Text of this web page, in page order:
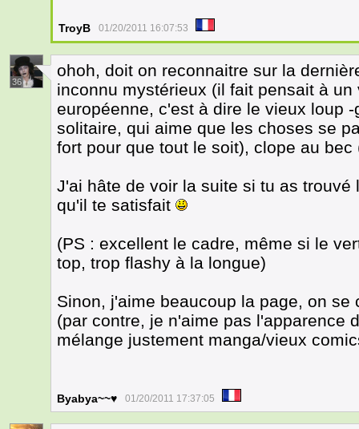
TroyB 01/20/2011 16:07:53
36
ohoh, doit on reconnaitre sur la
inconnu mystérieux (il fait pensait à
européenne, c'est à dire le vieux loup
solitaire, qui aime que les choses se
fort pour que tout le soit), clope au bec
J'ai hâte de voir la suite si tu as
qu'il te satisfait
(PS : excellent le cadre, même si le
top, trop flashy à la longue)
Sinon, j'aime beaucoup la page, on
(par contre, je n'aime pas l'apparence
mélange justement manga/vieux
Byabya~~♥ 01/20/2011 17:37:05